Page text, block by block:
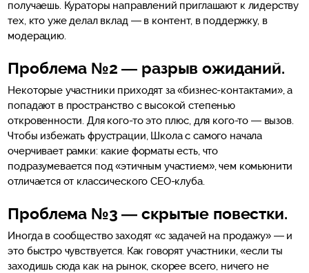
получаешь. Кураторы направлений приглашают к лидерству
тех, кто уже делал вклад — в контент, в поддержку, в
модерацию.
Проблема №2 — разрыв ожиданий.
Некоторые участники приходят за «бизнес-контактами», а
попадают в пространство с высокой степенью
откровенности. Для кого-то это плюс, для кого-то — вызов.
Чтобы избежать фрустрации, Школа с самого начала
очерчивает рамки: какие форматы есть, что
подразумевается под «этичным участием», чем комьюнити
отличается от классического CEO-клуба.
Проблема №3 — скрытые повестки.
Иногда в сообщество заходят «с задачей на продажу» — и
это быстро чувствуется. Как говорят участники, «если ты
заходишь сюда как на рынок, скорее всего, ничего не